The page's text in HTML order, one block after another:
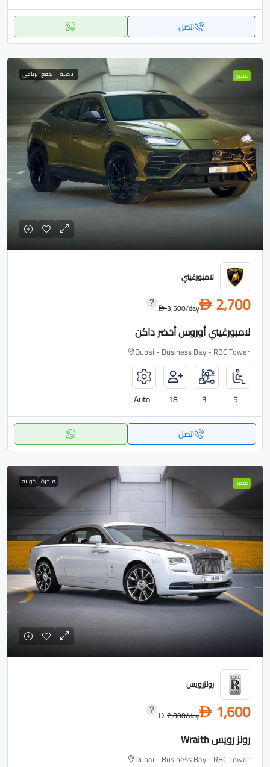
اتصل
متميز رياضية الدفع الرباعي
لامبورغيني
D 2,700
D3,500/day
لامبورغيني أوروس أخضر داكن
Dubai - Business Bay - RBC Tower
5
3
18
Auto
اتصل
متميز فاخرة كوبيه
رولزرويس
D 1,600
D2,000/day
رولز رويس Wraith
Dubai - Business Bay - RBC Tower